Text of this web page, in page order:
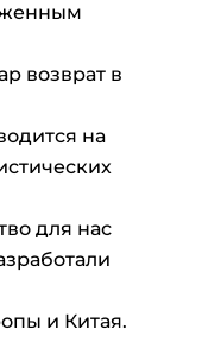
возврат в
на
для нас
и Китая.